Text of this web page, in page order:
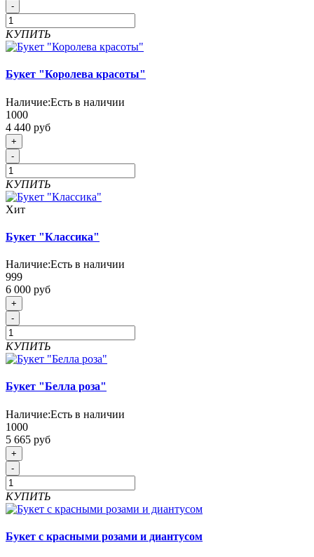
-
КУПИТЬ
Букет "Королева красоты"
Наличие:Есть в наличии
1000
4 440 руб
+
-
КУПИТЬ
Хит
Букет "Классика"
Наличие:Есть в наличии
999
6 000 руб
+
-
КУПИТЬ
Букет "Белла роза"
Наличие:Есть в наличии
1000
5 665 руб
+
-
КУПИТЬ
Букет с красными розами и диантусом